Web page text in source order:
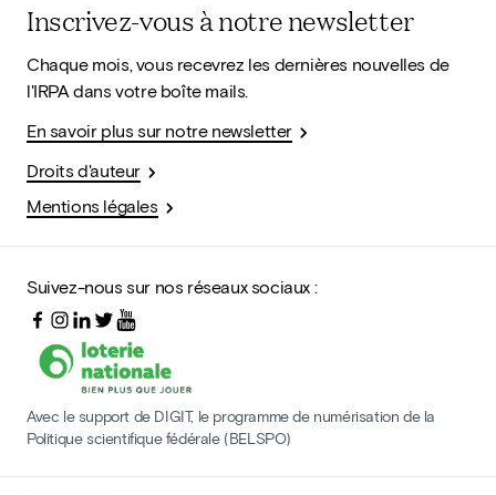
Inscrivez-vous à notre newsletter
Chaque mois, vous recevrez les dernières nouvelles de
l'IRPA dans votre boîte mails.
En savoir plus sur notre newsletter
Droits d'auteur
Mentions légales
Suivez-nous sur nos réseaux sociaux :
Avec le support de DIGIT, le programme de numérisation de la
Politique scientifique fédérale (BELSPO)